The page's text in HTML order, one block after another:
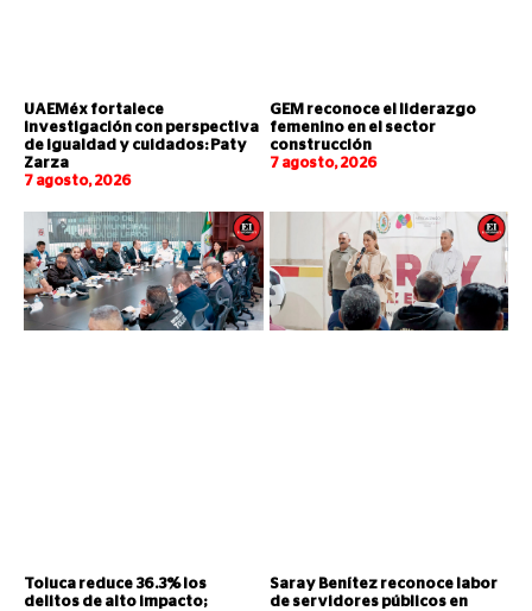
UAEMéx fortalece
investigación con perspectiva
de igualdad y cuidados: Paty
Zarza
7 agosto, 2026
GEM reconoce el liderazgo
femenino en el sector
construcción
7 agosto, 2026
Toluca reduce 36.3% los
delitos de alto impacto;
Saray Benítez reconoce labor
de servidores públicos en